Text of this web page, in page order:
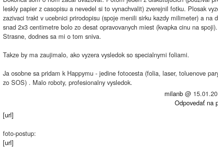
leskly papier z casopisu a nevedel si to vynachvalit) zverejnil fotku. Plosak
zazivaci trakt v ucebnici prirodopisu (spoje menili sirku kazdy milimeter) a na
snad 2x3 centimetre bolo zo desat opravovanych miest (kvapka cinu na spoji).
Strasne, dodnes sa mi o tom sniva.
Takze by ma zaujimalo, ako vyzera vysledok so specialnymi foliami.
Ja osobne sa pridam k Happymu - jedine fotocesta (folia, laser, toluenove
zo SOS) . Malo roboty, profesionalny vysledok.
milanb @
Odpovedať na
[url]
foto-postup:
[url]